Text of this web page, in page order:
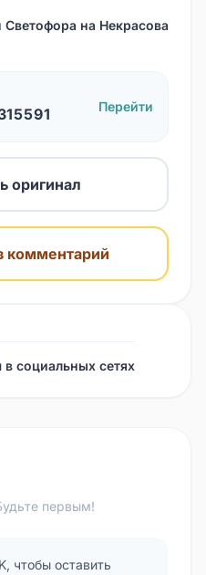
Светофора на Некрасова
Перейти
оригинал
комментарий
социальных сетях
первым!
чтобы оставить